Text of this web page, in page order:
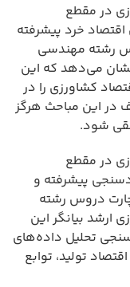
در مقطع
خرد پیشرفته
رشته مهندسی
می‌دهد که این
کشاورزی را در
این مباحث هرگز
شود.
در مقطع
پیشرفته و
چارت دروس رشته
ارشد بیانگر این
تحلیل داده‌های
تولید، توابع